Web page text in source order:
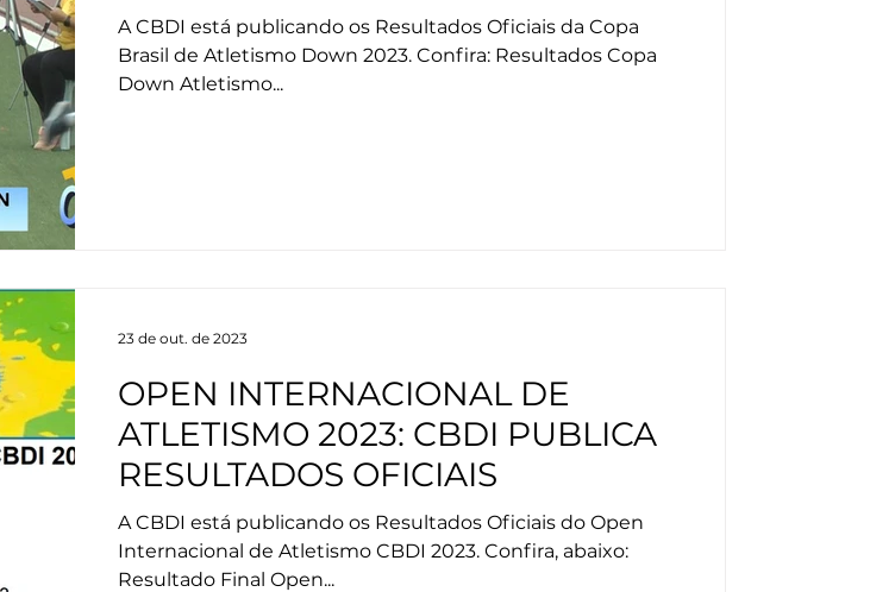
A CBDI está publicando os Resultados Oficiais da Copa
Brasil de Atletismo Down 2023. Confira: Resultados Copa
Down Atletismo...
OPEN INTERNACIONAL DE
ATLETISMO 2023: CBDI PUBLICA
RESULTADOS OFICIAIS
A CBDI está publicando os Resultados Oficiais do Open
Internacional de Atletismo CBDI 2023. Confira, abaixo:
Resultado Final Open...
23 de out. de 2023